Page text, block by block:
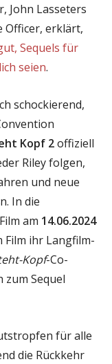
John Lasseters
Officer, erklärt,
Sequels für
seien.
schockierend,
Kopf 2offiziell
Riley folgen,
und neue
In die
am 14.06.2024
Film ihr Langfilm-
Kopf-Co-
zum Sequel
für alle
die Rückkehr